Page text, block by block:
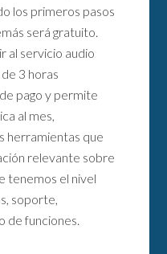
los primeros pasos
será gratuito.
al servicio audio
3 horas
pago y permite
al mes,
herramientas que
relevante sobre
tenemos el nivel
soporte,
de funciones.